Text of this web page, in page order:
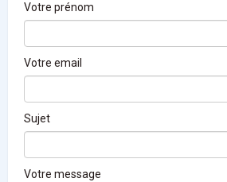
Votre prénom
Votre email
Sujet
Votre message